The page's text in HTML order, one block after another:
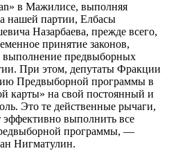
в Мажилисе, выполняя
нашей партии, Елбасы
Назарбаева, прежде всего,
принятие законов,
выполнение предвыборных
При этом, депутаты Фракции
Предвыборной программы в
карты» на свой постоянный и
Это те действенные рычаги,
эффективно выполнить все
программы, —
Нигматулин.